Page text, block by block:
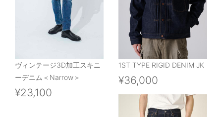
ヴィンテージ3D加工スキニ
ーデニム＜Narrow＞
¥23,100
1ST TYPE RIGID DENIM JK
¥36,000